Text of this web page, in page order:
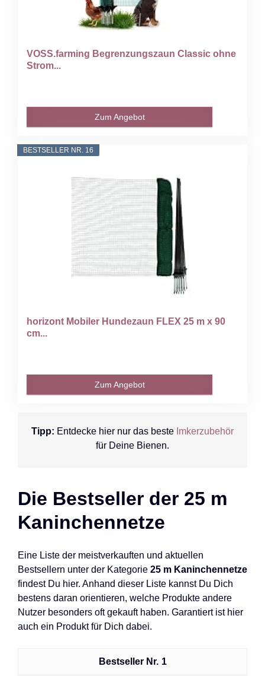
VOSS.farming Begrenzungszaun Classic ohne
Strom...
Zum Angebot
BESTSELLER NR. 16
horizont Mobiler Hundezaun FLEX 25 m x 90
cm...
Zum Angebot
Tipp: Entdecke hier nur das beste Imkerzubehör
für Deine Bienen.
Die Bestseller der 25 m
Kaninchennetze
Eine Liste der meistverkauften und aktuellen
Bestsellern unter der Kategorie 25 m Kaninchennetze
findest Du hier. Anhand dieser Liste kannst Du Dich
bestens daran orientieren, welche Produkte andere
Nutzer besonders oft gekauft haben. Garantiert ist hier
auch ein Produkt für Dich dabei.
1